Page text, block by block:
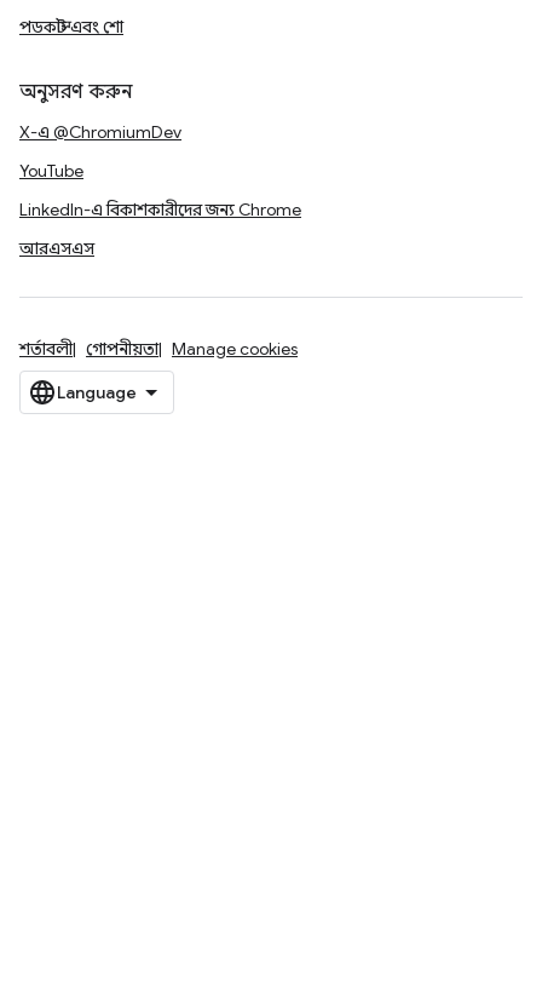
পডকাস্ট এবং শো
অনুসরণ করুন
X-এ @ChromiumDev
YouTube
LinkedIn-এ বিকাশকারীদের জন্য Chrome
আরএসএস
শর্তাবলী গোপনীয়তা Manage cookies